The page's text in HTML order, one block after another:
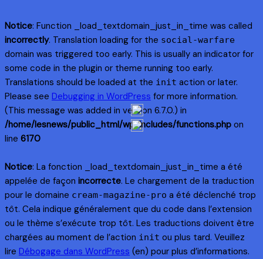
Notice: Function _load_textdomain_just_in_time was called
incorrectly. Translation loading for the social-warfare
domain was triggered too early. This is usually an indicator for
some code in the plugin or theme running too early.
Translations should be loaded at the init action or later.
Please see Debugging in WordPress for more information.
(This message was added in version 6.7.0.) in
/home/lesnews/public_html/wp-includes/functions.php on
line 6170
Notice: La fonction _load_textdomain_just_in_time a été
appelée de façon incorrecte. Le chargement de la traduction
pour le domaine cream-magazine-pro a été déclenché trop
tôt. Cela indique généralement que du code dans l’extension
ou le thème s’exécute trop tôt. Les traductions doivent être
chargées au moment de l’action init ou plus tard. Veuillez
lire Débogage dans WordPress (en) pour plus d’informations.